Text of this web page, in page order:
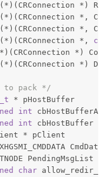
*)
*,
*,
*,
*)
*)
to pack */
* pHostBuffer
int
int cbHostBuffer
*
CmdData
PendingMsgList
char